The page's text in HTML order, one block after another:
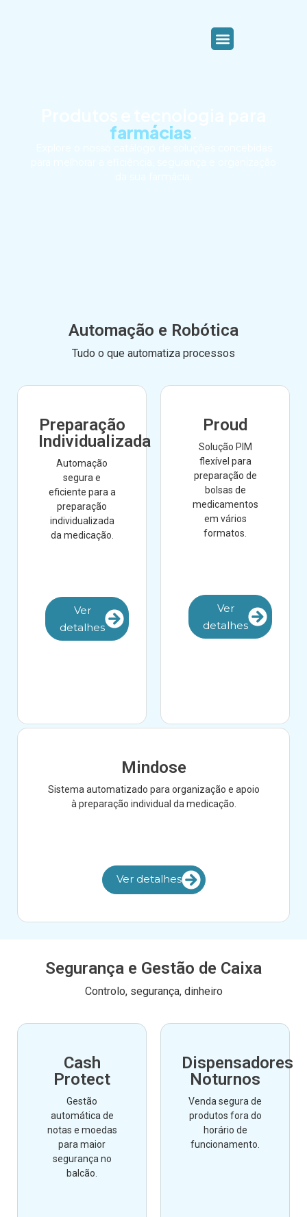
farmácias
Automação e Robótica
Tudo o que automatiza processos
Preparação
Individualizada
Automação
segura e
eficiente para a
preparação
individualizada
da medicação.
Ver
detalhes
Proud
Solução PIM
flexível para
preparação de
bolsas de
medicamentos
em vários
formatos.
Ver
detalhes
Mindose
Sistema automatizado para organização e apoio
à preparação individual da medicação.
Ver detalhes
Segurança e Gestão de Caixa
Controlo, segurança, dinheiro
Cash
Protect
Gestão
automática de
notas e moedas
para maior
segurança no
balcão.
Dispensadores
Noturnos
Venda segura de
produtos fora do
horário de
funcionamento.